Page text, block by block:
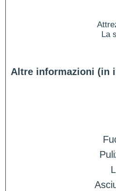
La
Altre informazioni (in